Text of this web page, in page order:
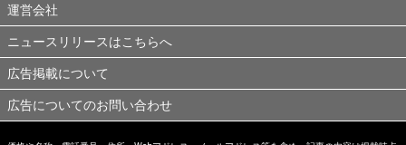
運営会社
ニュースリリースはこちらへ
広告掲載について
広告についてのお問い合わせ